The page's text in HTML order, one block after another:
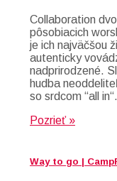
Collaboration
pôsobiacich
je ich najväčšou
autenticky
nadprirodzené.
hudba
so srdcom “all in“.
Pozrieť »
Way to go |